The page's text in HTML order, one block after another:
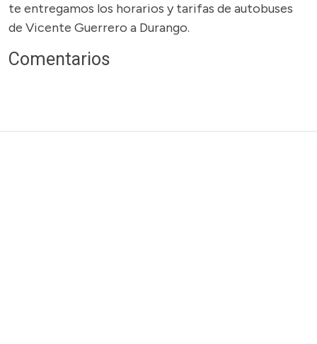
te entregamos los horarios y tarifas de autobuses
de Vicente Guerrero a Durango.
Comentarios